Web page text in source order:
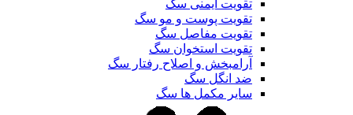
تقویت ایمنی سگ
تقویت پوست و مو سگ
تقویت مفاصل سگ
تقویت استخوان سگ
آرامبخش و اصلاح رفتار سگ
ضد انگل سگ
سایر مکمل ها سگ